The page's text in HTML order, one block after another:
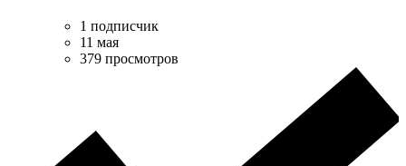
1 подписчик
11 мая
379 просмотров